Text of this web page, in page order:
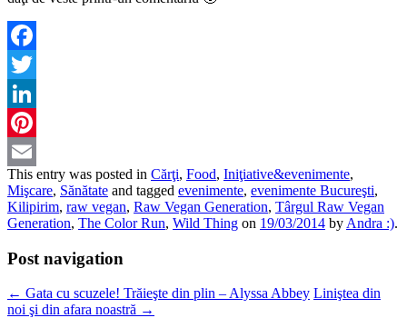
Facebook
Twitter
LinkedIn
Pinterest
Email
This entry was posted in Cărţi, Food, Iniţiative&evenimente,
Mişcare, Sănătate and tagged evenimente, evenimente Bucureşti,
Kilipirim, raw vegan, Raw Vegan Generation, Târgul Raw Vegan
Generation, The Color Run, Wild Thing on 19/03/2014 by Andra :).
Post navigation
← Gata cu scuzele! Trăieşte din plin – Alyssa Abbey Liniştea din
noi şi din afara noastră →